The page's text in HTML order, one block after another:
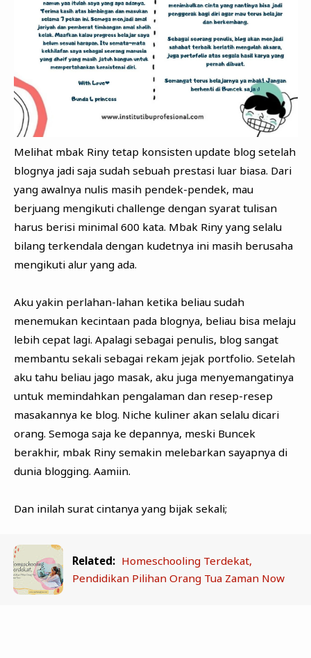
Melihat mbak Riny tetap konsisten update blog setelah
blognya jadi saja sudah sebuah prestasi luar biasa. Dari
yang awalnya nulis masih pendek-pendek, mau
berjuang mengikuti challenge dengan syarat tulisan
harus berisi minimal 600 kata. Mbak Riny yang selalu
bilang terkendala dengan kudetnya ini masih berusaha
mengikuti alur yang ada.
Aku yakin perlahan-lahan ketika beliau sudah
menemukan kecintaan pada blognya, beliau bisa melaju
lebih cepat lagi. Apalagi sebagai penulis, blog sangat
membantu sekali sebagai rekam jejak portfolio. Setelah
aku tahu beliau jago masak, aku juga menyemangatinya
untuk memindahkan pengalaman dan resep-resep
masakannya ke blog. Niche kuliner akan selalu dicari
orang. Semoga saja ke depannya, meski Buncek
berakhir, mbak Riny semakin melebarkan sayapnya di
dunia blogging. Aamiin.
Dan inilah surat cintanya yang bijak sekali;
Related: Homeschooling Terdekat,
Pendidikan Pilihan Orang Tua Zaman Now